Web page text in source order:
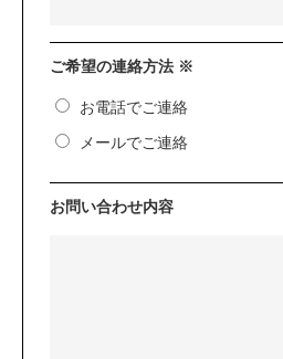
ご希望の連絡方法 ※
お電話でご連絡
メールでご連絡
お問い合わせ内容